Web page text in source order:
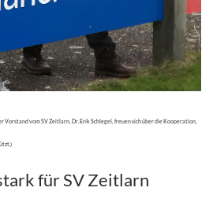
Vorstand vom SV Zeitlarn, Dr. Erik Schlegel, freuen sich über die Kooperation,
für SV Zeitlarn